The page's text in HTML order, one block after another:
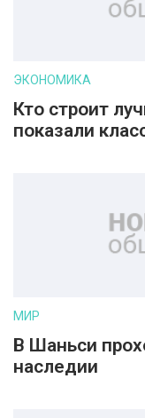
ЭКОНОМИКА
Кто строит
показали
МИР
В Шаньси
наследии